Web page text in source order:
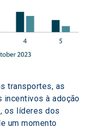
transportes, as
à adoção
os líderes dos
um momento